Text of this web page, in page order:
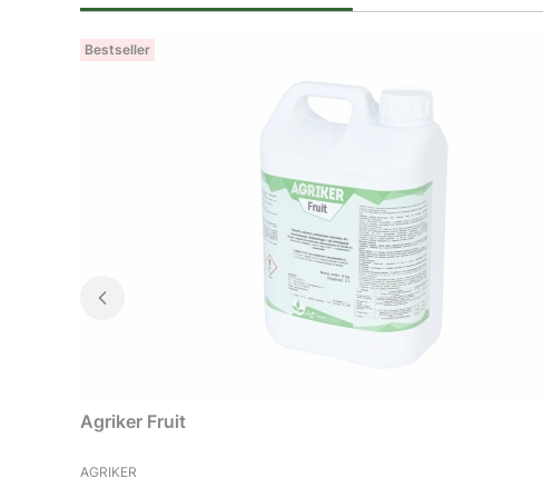
Bestseller
Agriker Fruit
PRODUCENT
AGRIKER